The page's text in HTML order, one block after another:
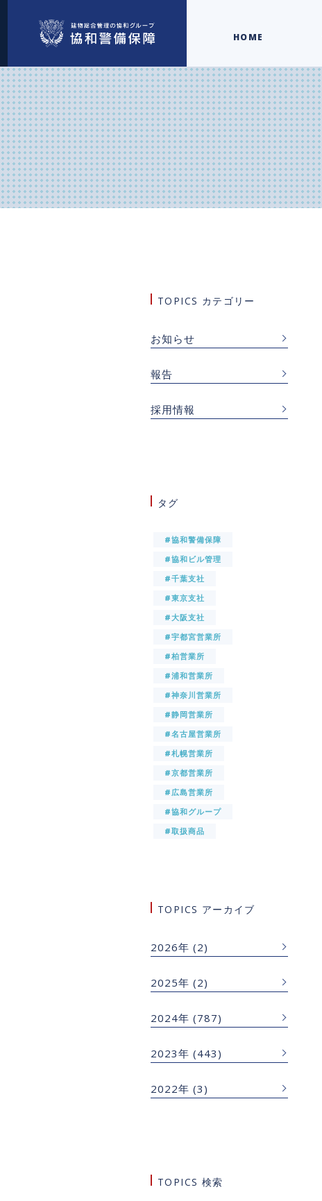
HOME
TOPICS カテゴリー
お知らせ
報告
採用情報
タグ
#協和警備保障
#協和ビル管理
#千葉支社
#東京支社
#大阪支社
#宇都宮営業所
#柏営業所
#浦和営業所
#神奈川営業所
#静岡営業所
#名古屋営業所
#札幌営業所
#京都営業所
#広島営業所
#協和グループ
#取扱商品
TOPICS アーカイブ
2026年 (2)
2025年 (2)
2024年 (787)
2023年 (443)
2022年 (3)
TOPICS 検索